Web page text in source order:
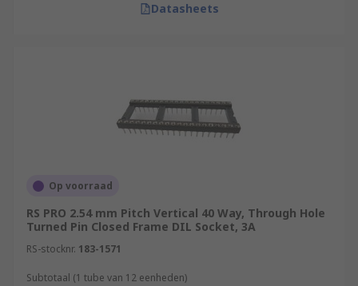
Datasheets
Op voorraad
RS PRO 2.54 mm Pitch Vertical 40 Way, Through Hole
Turned Pin Closed Frame DIL Socket, 3A
RS-stocknr. 183-1571
Subtotaal (1 tube van 12 eenheden)